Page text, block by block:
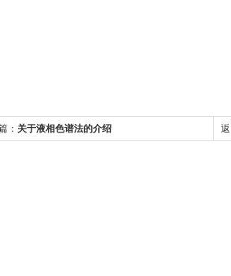
： 关于液相色谱法的介绍